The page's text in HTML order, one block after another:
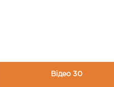
Відео 30